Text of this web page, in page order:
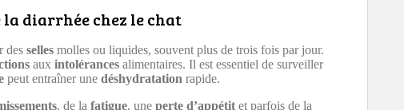
la diarrhée chez le chat
des selles molles ou liquides, souvent plus de trois fois par jour.
aux intolérances alimentaires. Il est essentiel de surveiller
peut entraîner une déshydratation rapide.
, de la fatigue, une perte d’appétit et parfois de la